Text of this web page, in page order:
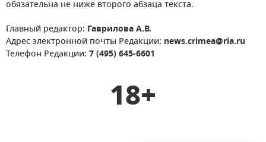
обязательна не ниже второго абзаца текста.
Главный редактор: Гаврилова А.В.
Адрес электронной почты Редакции: news.crimea@ria.ru
Телефон Редакции: 7 (495) 645-6601
18+